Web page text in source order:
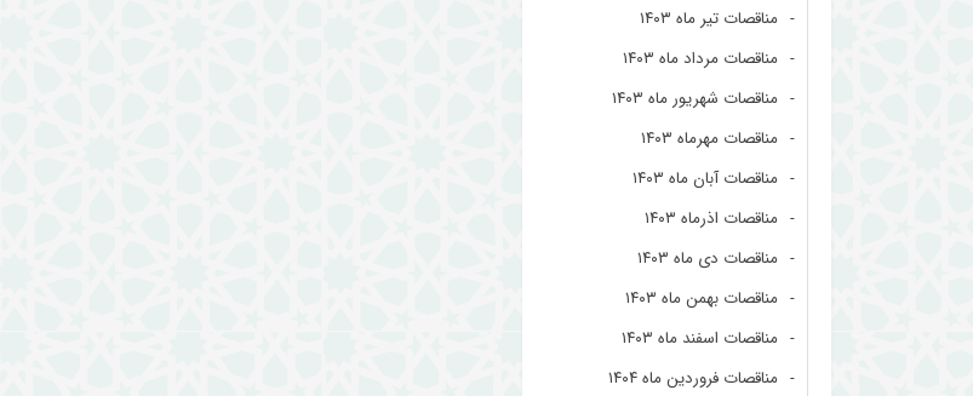
مناقصات تیر ماه ۱۴۰۳
مناقصات مرداد ماه ۱۴۰۳
مناقصات شهریور ماه ۱۴۰۳
مناقصات مهرماه ۱۴۰۳
مناقصات آبان ماه ۱۴۰۳
مناقصات اذرماه ۱۴۰۳
مناقصات دی ماه ۱۴۰۳
مناقصات بهمن ماه ۱۴۰۳
مناقصات اسفند ماه ۱۴۰۳
مناقصات فروردین ماه ۱۴۰۴